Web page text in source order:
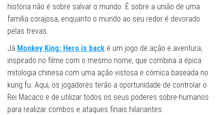
história não é sobre salvar o mundo. É sobre a união de uma
família corajosa, enquanto o mundo ao seu redor é devorado
pelas trevas.
Já Monkey King: Hero is back é um jogo de ação e aventura,
inspirado no filme com o mesmo nome, que combina a épica
mitologia chinesa com uma ação vistosa e cómica baseada no
kung fu. Aqui, os jogadores terão a oportunidade de controlar o
Rei Macaco e de utilizar todos os seus poderes sobre-humanos
para realizar combos e ataques finais hilariantes.